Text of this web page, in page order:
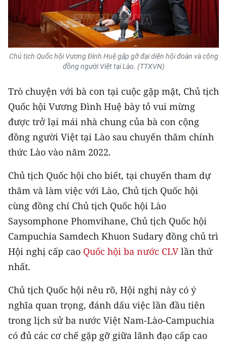
TIN MỚI
TIN ĐỊA PHƯƠNG
Đồng bằng sông Hồng
Bắc Trung Bộ
Duyên hải Nam Trung Bộ và Tây
Nguyên
Đông Nam Bộ
Đồng bằng sông Cửu Long
Chuyên trang Hà Nội
Chuyên trang TP. Hồ Chí Minh
CHUYÊN ĐỀ
CÁC CHUYÊN TRANG
VỀ BÁO NHÂN DÂN
Chủ tịch Quốc hội Vương Đình Huệ gặp gỡ đại diện hội đoàn và cộng
đồng người Việt tại Lào. (TTXVN)
Trò chuyện với bà con tại cuộc gặp mặt, Chủ tịch
Quốc hội Vương Đình Huệ bày tỏ vui mừng
được trở lại mái nhà chung của bà con cộng
đồng người Việt tại Lào sau chuyến thăm chính
thức Lào vào năm 2022.
Chủ tịch Quốc hội cho biết, tại chuyến tham dự
thăm và làm việc với Lào, Chủ tịch Quốc hội
cùng đồng chí Chủ tịch Quốc hội Lào
Saysomphone Phomvihane, Chủ tịch Quốc hội
Campuchia Samdech Khuon Sudary đồng chủ trì
Hội nghị cấp cao Quốc hội ba nước CLVlần thứ
nhất.
Chủ tịch Quốc hội nêu rõ, Hội nghị này có ý
nghĩa quan trọng, đánh dấu việc lần đầu tiên
trong lịch sử ba nước Việt Nam-Lào-Campuchia
có đủ các cơ chế gặp gỡ giữa lãnh đạo cấp cao